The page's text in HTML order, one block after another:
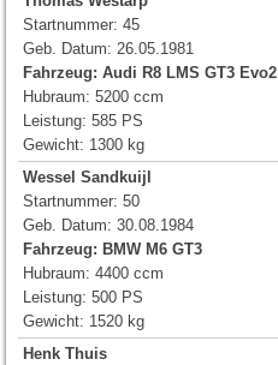
Startnummer: 45
Geb. Datum: 26.05.1981
Fahrzeug: Audi R8 LMS GT3 Evo2
Hubraum: 5200 ccm
Leistung: 585 PS
Gewicht: 1300 kg
Wessel Sandkuijl
Startnummer: 50
Geb. Datum: 30.08.1984
Fahrzeug: BMW M6 GT3
Hubraum: 4400 ccm
Leistung: 500 PS
Gewicht: 1520 kg
Henk Thuis